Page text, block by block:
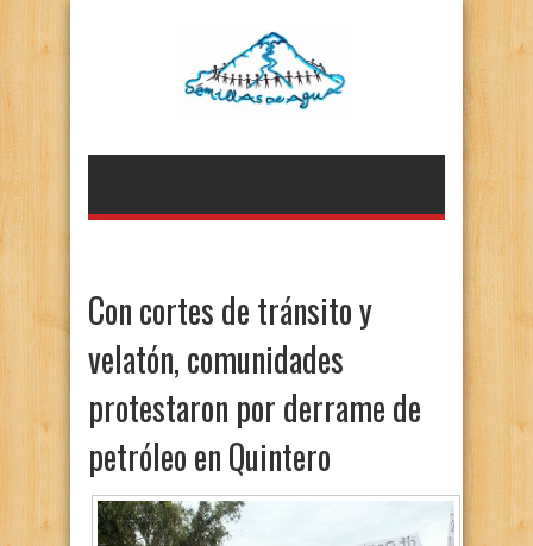
Con cortes de tránsito y
velatón, comunidades
protestaron por derrame de
petróleo en Quintero